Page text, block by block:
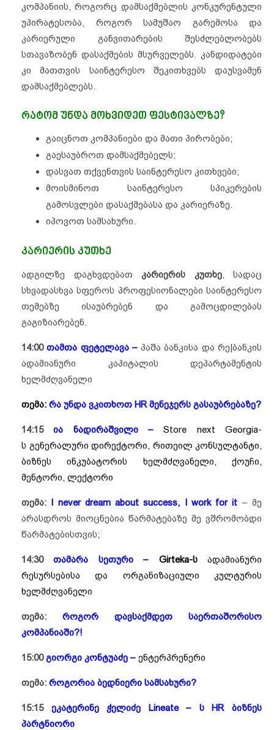
კომპანიის, როგორც დამსაქმებლის კონკურენტული
უპირატესობა, როგორ სამუშაო გარემოსა და
კარიერული განვითარების შესძლებლობებს
სთავაზობენ დასაქმების მსურველებს. კანდიდატები
კი მათთვის საინტერესო შეკითხვებს დაუსვამენ
დამსაქმებლებს.
რატომ უნდა მოხვიდეთ ფესტივალზე?
გაიცნოთ კომპანიები და მათი პირობები;
გაესაუბროთ დამსაქმებელს;
დასვათ თქვენთვის საინტერესო კითხვები;
მოისმინოთ საინტერესო სპიკერების
გამოსვლები დასაქმებასა და კარიერაზე.
იპოვოთ სამსახური.
კარიერის კუთხე
ადგილზე დაგხვდებათ კარიერის კუთხე, სადაც
სხვადასხვა სფეროს პროფესიონალები საინტერესო
თემებზე ისაუბრებენ და გამოცდილებას
გაგიზიარებენ.
14:00თამთა ფეტელავა –პაშა ბანკისა და რე|ბანკის
ადამიანური კაპიტალის დეპარტამენტის
ხელმძღვანელი
თემა: რა უნდა ვკითხოთ HR მენეჯერს გასაუბრებაზე?
14:15 ია ნადირაშვილი –Store next Georgia-
ს გენერალური დირექტორი, რითეილ კონსულტანტი,
ბიზნეს ინკუბატორის ხელმძღვანელი, ქოუჩი,
მენტორი, ლექტორი
თემა: I never dream about success, I work for it – მე
არასდროს მიოცნებია წარმატებაზე მე ვშრომობდი
წარმატებისთვის;
14:30თამარა სეთური – Girteka-სადამიანური
რესურსებისა და ორგანიზაციული კულტურის
ხელმძღვანელი
თემა: როგორ დავსაქმდეთ საერთაშორისო
კომპანიაში?!
15:00გიორგი კონტუაძე – ენტერპრენერი
თემა: როგორია ბედნიერი სამსახური?
15:15 ეკატერინე ჭელიძე Lineate – ს HR ბიზნეს
პარტნიორი